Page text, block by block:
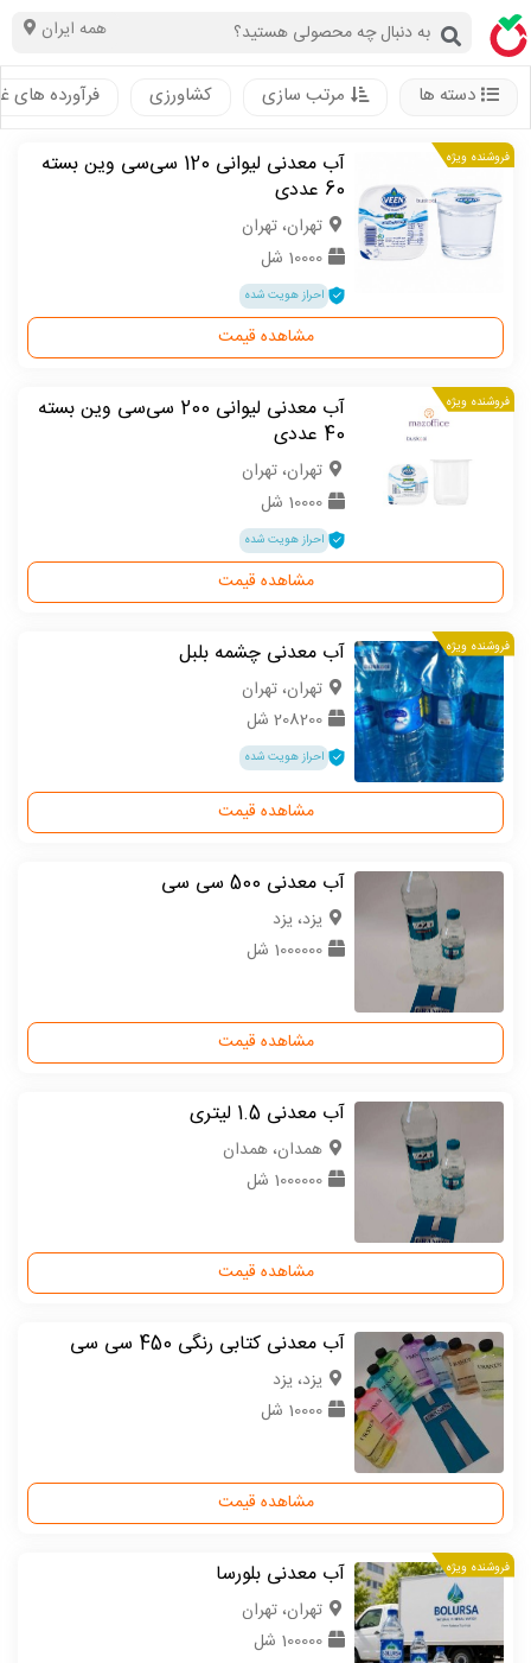
همه ایران
دسته ها مرتب سازی کشاورزی فرآورده های
فروشنده ویژه
آب معدنی لیوانی 120 سی‌سی وین بسته
60 عددی
تهران، تهران
10000 شل
احراز هویت شده
مشاهده قیمت
فروشنده ویژه
آب معدنی لیوانی 200 سی‌سی وین بسته
40 عددی
تهران، تهران
10000 شل
احراز هویت شده
مشاهده قیمت
فروشنده ویژه آب معدنی چشمه بلبل
تهران، تهران
208200 شل
احراز هویت شده
مشاهده قیمت
آب معدنی 500 سی سی
یزد، یزد
1000000 شل
مشاهده قیمت
آب معدنی 1.5 لیتری
همدان، همدان
1000000 شل
مشاهده قیمت
آب معدنی کتابی رنگی 450 سی سی
یزد، یزد
10000 شل
مشاهده قیمت
فروشنده ویژه آب معدنی بلورسا
تهران، تهران
100000 شل